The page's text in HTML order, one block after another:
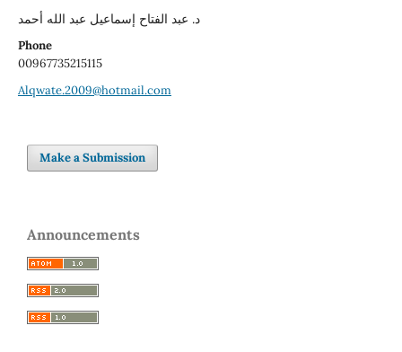
د. عبد الفتاح إسماعيل عبد الله أحمد
Phone
00967735215115
Alqwate.2009@hotmail.com
Make a Submission
Announcements